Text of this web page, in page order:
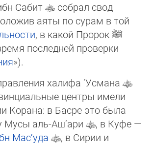
Сабит
собрал свод
аяты по сурам в той
, в какой Про­рокﷺ
последней про­вер­ки
»).
халифа ‘Усмана
центры имели
Корана: в Басре это была
Мусы аль-Аш‘ари
, в Куфе —
Мас‘уда
, в Сирии и